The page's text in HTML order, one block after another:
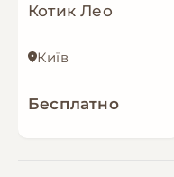
Котик Лео
Київ
Бесплатно